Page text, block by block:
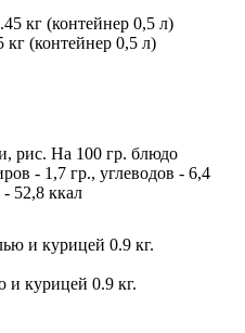
(контейнер 0,5 л)
рис. На 100 гр. блюдо
- 1,7 гр., углеводов - 6,4
- 52,8 ккал
и курицей 0.9 кг.